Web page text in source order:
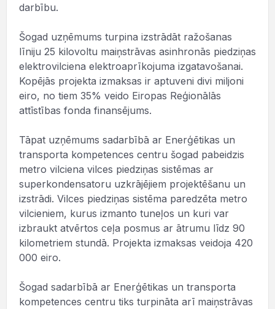
darbību.
Šogad uzņēmums turpina izstrādāt ražošanas
līniju 25 kilovoltu maiņstrāvas asinhronās piedziņas
elektrovilciena elektroaprīkojuma izgatavošanai.
Kopējās projekta izmaksas ir aptuveni divi miljoni
eiro, no tiem 35% veido Eiropas Reģionālās
attīstības fonda finansējums.
Tāpat uzņēmums sadarbībā ar Enerģētikas un
transporta kompetences centru šogad pabeidzis
metro vilciena vilces piedziņas sistēmas ar
superkondensatoru uzkrājējiem projektēšanu un
izstrādi. Vilces piedziņas sistēma paredzēta metro
vilcieniem, kurus izmanto tuneļos un kuri var
izbraukt atvērtos ceļa posmus ar ātrumu līdz 90
kilometriem stundā. Projekta izmaksas veidoja 420
000 eiro.
Šogad sadarbībā ar Enerģētikas un transporta
kompetences centru tiks turpināta arī maiņstrāvas